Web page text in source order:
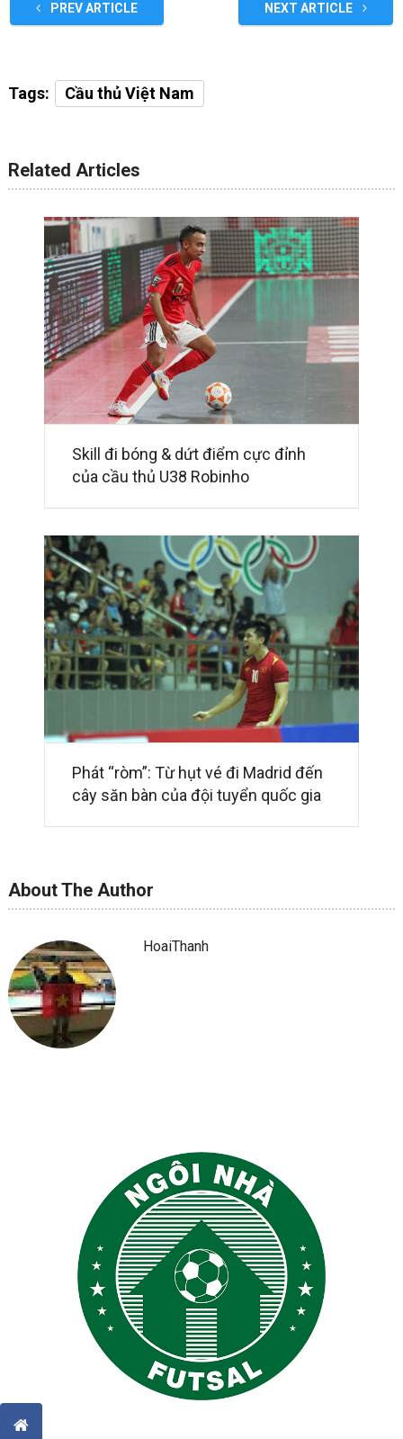
PREV ARTICLE NEXT ARTICLE
Tags: Cầu thủ Việt Nam
Related Articles
Skill đi bóng & dứt điểm cực đỉnh
của cầu thủ U38 Robinho
Phát “ròm”: Từ hụt vé đi Madrid đến
cây săn bàn của đội tuyển quốc gia
About The Author
HoaiThanh